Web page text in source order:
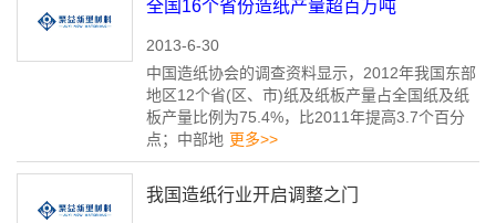
全国16个省份造纸产量超百万吨
2013-6-30
中国造纸协会的调查资料显示，2012年我国东部
地区12个省(区、市)纸及纸板产量占全国纸及纸
板产量比例为75.4%，比2011年提高3.7个百分
点；中部地 更多>>
我国造纸行业开启调整之门